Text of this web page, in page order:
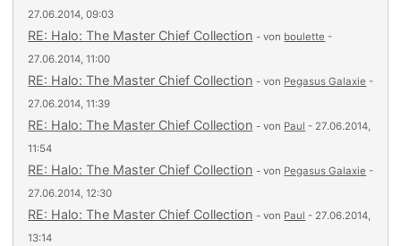
27.06.2014, 09:03
RE: Halo: The Master Chief Collection - von boulette -
27.06.2014, 11:00
RE: Halo: The Master Chief Collection - von Pegasus Galaxie -
27.06.2014, 11:39
RE: Halo: The Master Chief Collection - von Paul - 27.06.2014,
11:54
RE: Halo: The Master Chief Collection - von Pegasus Galaxie -
27.06.2014, 12:30
RE: Halo: The Master Chief Collection - von Paul - 27.06.2014,
13:14